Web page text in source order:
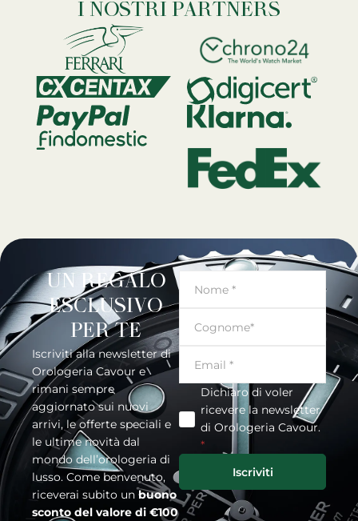
I NOSTRI PARTNERS
UN REGALO
ESCLUSIVO
PER TE
Iscriviti alla newsletter di
Orologeria Cavour e
rimani sempre
aggiornato sui nuovi
arrivi, le offerte speciali e
le ultime novità dal
mondo dell’orologeria di
lusso. Come benvenuto,
riceverai subito unbuono
sconto del valore di €100
Dichiaro di voler
ricevere la newsletter
di Orologeria Cavour.
*
Iscriviti